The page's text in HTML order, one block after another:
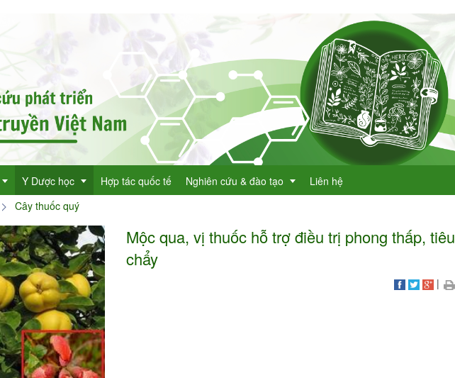
hợp
ngành
Y Dược học
Thông tin y học
Cây thuốc quý Danh lục cây thuốc
Danh lục cây thuốc Việt Nam
Làm đẹp với thảo dược
Bài thuốc hay
Sức khỏe ngàn vàng
Hợp tác quốc tế Nghiên cứu & đào tạo
Dự án KHCN
Liên hệ
Cây thuốc quý
Mộc qua, vị thuốc hỗ trợ điều trị phong thấp, tiêu
chẩy
|